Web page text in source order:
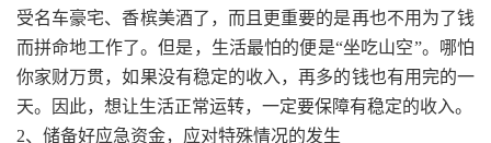
受名车豪宅、香槟美酒了，而且更重要的是再也不用为了钱
而拼命地工作了。但是，生活最怕的便是“坐吃山空”。哪怕
你家财万贯，如果没有稳定的收入，再多的钱也有用完的一
天。因此，想让生活正常运转，一定要保障有稳定的收入。
2、储备好应急资金，应对特殊情况的发生